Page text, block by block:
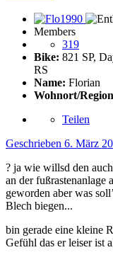
Members
319
Bike: 821 SP,
RS
Name: Florian
Wohnort/
Teilen
Geschrieben 6. März
? ja wie willsd den
an der fußrastenanlage
geworden aber was
Blech biegen...
bin gerade eine kleine
Gefühl das er leiser ist